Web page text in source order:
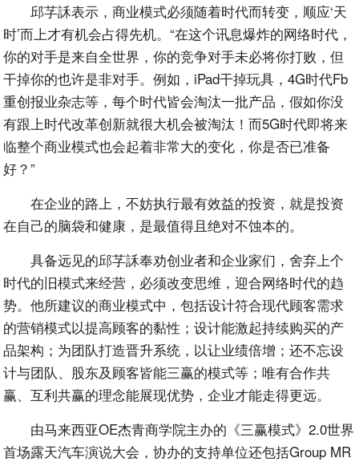
邱芓訸表示，商业模式必须随着时代而转变，顺应‘天
时’而上才有机会占得先机。“在这个讯息爆炸的网络时代，
你的对手是来自全世界，你的竞争对手未必将你打败，但
干掉你的也许是非对手。例如，iPad干掉玩具，4G时代Fb
重创报业杂志等，每个时代皆会淘汰一批产品，假如你没
有跟上时代改革创新就很大机会被淘汰！而5G时代即将来
临整个商业模式也会起着非常大的变化，你是否已准备
好？”
在企业的路上，不妨执行最有效益的投资，就是投资
在自己的脑袋和健康，是最值得且绝对不蚀本的。
具备远见的邱芓訸奉劝创业者和企业家们，舍弃上个
时代的旧模式来经营，必须改变思维，迎合网络时代的趋
势。他所建议的商业模式中，包括设计符合现代顾客需求
的营销模式以提高顾客的黏性；设计能激起持续购买的产
品架构；为团队打造晋升系统，以让业绩倍增；还不忘设
计与团队、股东及顾客皆能三赢的模式等；唯有合作共
赢、互利共赢的理念能展现优势，企业才能走得更远。
由马来西亚OE杰青商学院主办的《三赢模式》2.0世界
首场露天汽车演说大会，协办的支持单位还包括Group MR